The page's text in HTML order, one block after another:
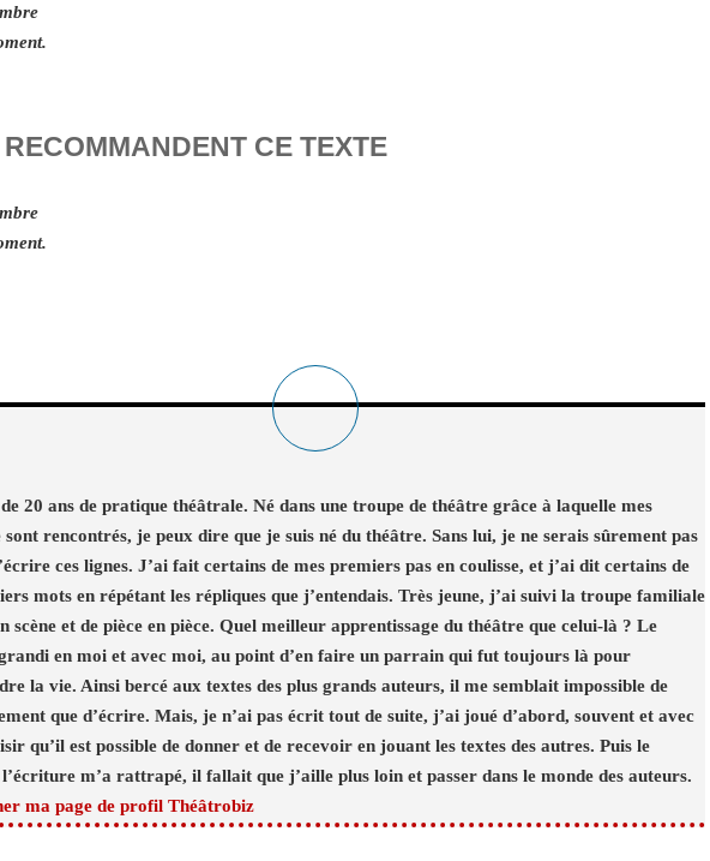
CE TEXTE
20 ans de pratique théâtrale. Né dans une troupe de théâtre grâce à laquelle mes
sont rencontrés, je peux dire que je suis né du théâtre. Sans lui, je ne serais sûrement pas
ces lignes. J’ai fait certains de mes premiers pas en coulisse, et j’ai dit certains de
mots en répétant les répliques que j’entendais. Très jeune, j’ai suivi la troupe familiale
scène et de pièce en pièce. Quel meilleur apprentissage du théâtre que celui-là ? Le
en moi et avec moi, au point d’en faire un parrain qui fut toujours là pour
la vie. Ainsi bercé aux textes des plus grands auteurs, il me semblait impossible de
que d’écrire. Mais, je n’ai pas écrit tout de suite, j’ai joué d’abord, souvent et avec
qu’il est possible de donner et de recevoir en jouant les textes des autres. Puis le
m’a rattrapé, il fallait que j’aille plus loin et passer dans le monde des auteurs.
ma page de profil Théâtrobiz